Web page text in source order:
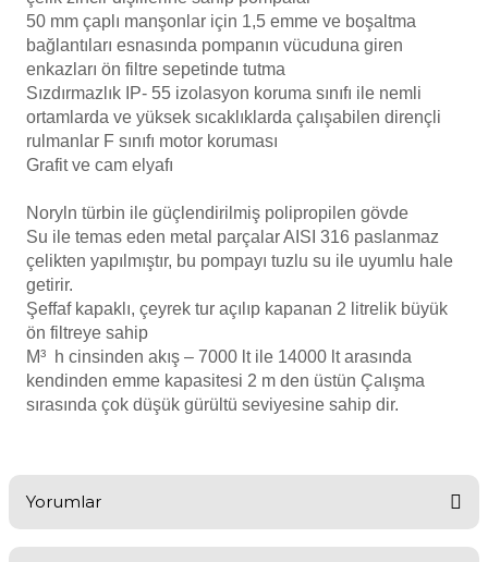
Havuz
Kapağı
Havuz Pompa
Jakuzi Sauna
Kartuş Filtreler
Kuvars Cam
Olimpik Havuz
50 mm çaplı manşonlar için 1,5 emme ve boşaltma
bağlantıları esnasında pompanın vücuduna giren
enkazları ön filtre sepetinde tutma
Sızdırmazlık IP- 55 izolasyon koruma sınıfı ile nemli
ortamlarda ve yüksek sıcaklıklarda çalışabilen dirençli
rulmanlar F sınıfı motor koruması
Grafit ve cam elyafı
Noryln türbin ile güçlendirilmiş polipropilen gövde
Su ile temas eden metal parçalar AISI 316 paslanmaz
çelikten yapılmıştır, bu pompayı tuzlu su ile uyumlu hale
getirir.
Şeffaf kapaklı, çeyrek tur açılıp kapanan 2 litrelik büyük
ön filtreye sahip
M³ h cinsinden akış – 7000 lt ile 14000 lt arasında
kendinden emme kapasitesi 2 m den üstün Çalışma
sırasında çok düşük gürültü seviyesine sahip dir.
Yorumlar